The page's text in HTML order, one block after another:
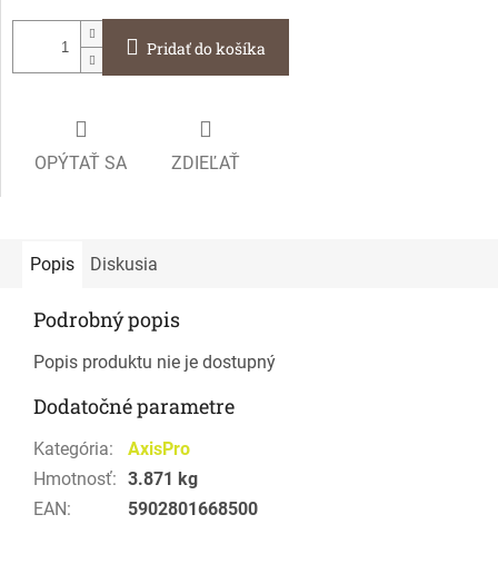
Pridať do košíka
OPÝTAŤ SA ZDIEĽAŤ
Popis Diskusia
Podrobný popis
Popis produktu nie je dostupný
Dodatočné parametre
Kategória:
AxisPro
Hmotnosť: 3.871 kg
EAN: 5902801668500